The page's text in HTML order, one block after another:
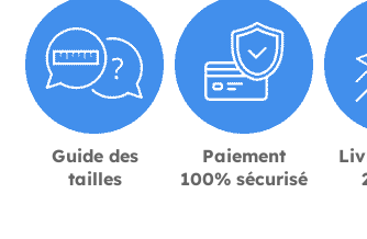
Guide des
tailles
Paiement
100% sécurisé